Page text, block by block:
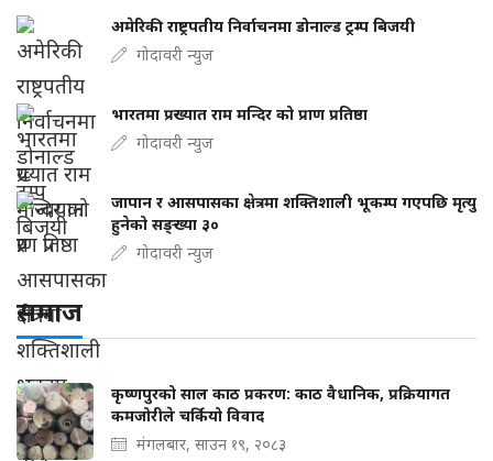
अमेरिकी राष्ट्रपतीय निर्वाचनमा डोनाल्ड ट्रम्प बिजयी
गोदावरी न्युज
भारतमा प्रख्यात राम मन्दिर को प्राण प्रतिष्ठा
गोदावरी न्युज
जापान र आसपासका क्षेत्रमा शक्तिशाली भूकम्प गएपछि मृत्यु
हुनेको सङ्ख्या ३०
गोदावरी न्युज
समाज
कृष्णपुरको साल काठ प्रकरण: काठ वैधानिक, प्रक्रियागत
कमजोरीले चर्कियो विवाद
मंगलबार, साउन १९, २०८३